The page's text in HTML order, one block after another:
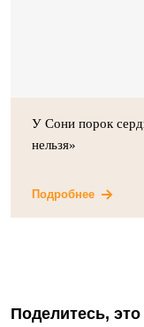
У Сони порок
нельзя»
Подробнее
Поделитесь,